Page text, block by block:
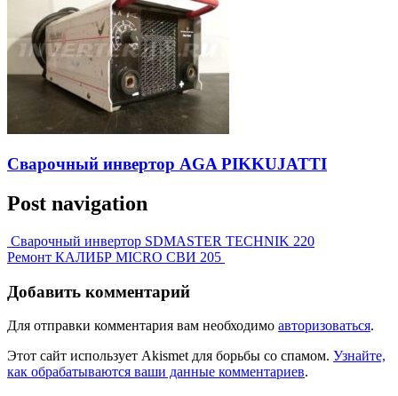
Сварочный инвертор AGA PIKKUJATTI
Post navigation
Сварочный инвертор SDMASTER TECHNIK 220
Ремонт КАЛИБР MICRO СВИ 205
Добавить комментарий
Для отправки комментария вам необходимо авторизоваться.
Этот сайт использует Akismet для борьбы со спамом. Узнайте,
как обрабатываются ваши данные комментариев.